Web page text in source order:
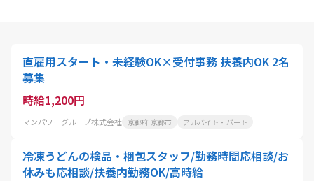
直雇用スタート・未経験OK×受付事務 扶養内OK 2名
募集
時給1,200円
マンパワーグループ株式会社 京都府 京都市 アルバイト・パート
冷凍うどんの検品・梱包スタッフ/勤務時間応相談/お
休みも応相談/扶養内勤務OK/高時給